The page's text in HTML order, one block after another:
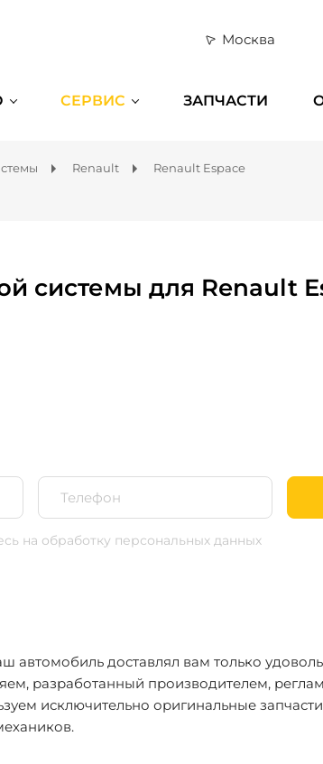
Москва
СЕРВИС ЗАПЧАСТИ
Renault Renault Espace
системы для Renault
на обработку персональных данных
автомобиль доставлял вам только
разработанный производителем,
исключительно оригинальные